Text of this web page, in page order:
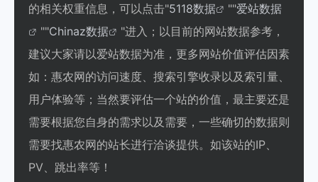
的相关权重信息，可以点击"5118数据 ""爱站数据
""Chinaz数据
"进入；以目前的网站数据参考，
建议大家请以爱站数据为准，更多网站价值评估因素
如：惠农网的访问速度、搜索引擎收录以及索引量、
用户体验等；当然要评估一个站的价值，最主要还是
需要根据您自身的需求以及需要，一些确切的数据则
需要找惠农网的站长进行洽谈提供。如该站的IP、
PV、跳出率等！